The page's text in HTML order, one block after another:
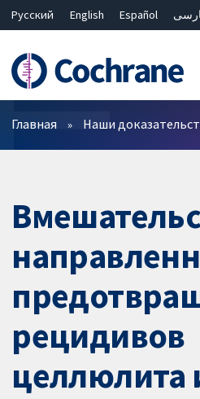
Русский English Español
Bahasa Malaysia
ไทย
繁體中文
简体中文
Фильтры
Главная Наши
рецидивов
целлюлита